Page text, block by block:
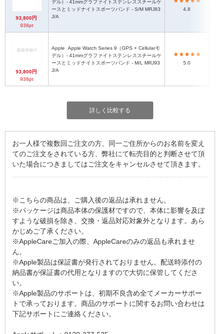
93,800円
938pt
デル）- 41mmグラファイトステンレススチールケ
ースとミッドナイトスポーツバンド - S/M MRJ83
J/A
4.8
93,800円
938pt
Apple
デル）- 41mmグラファイトステンレススチールケ
ースとミッドナイトスポーツバンド - M/L MRJ93
J/A
5.0
詳しく比較する
お一人様で複数回ご注文の方、同一ご住所からのお名前を変え
てのご注文をされている方、弊社にて転売目的と判断させて頂
いた場合につきましてはご注文をキャンセルさせて頂きます。
※こちらの商品は、ご購入後の返品は承れません。
※パッケージは商品本体の保護材ですので、本体に影響を及ぼ
すような破損を除き、交換・返品対応対象外となります。あら
かじめご了承ください。
※AppleCareご加入の際、AppleCareのみの返品も承れませ
ん。
※Apple製品は保証書が発行されておりません。配送時添付の
納品書が保証書の代用となりますので大切に保管してくださ
い。
※Apple製品のサポートは、初期不良含め全てメーカーサポー
トで承っております。商品のサポートに関するお問い合わせは
下記サポートにご連絡ください。